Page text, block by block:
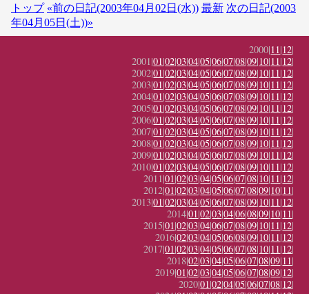
トップ «前の日記(2003年04月02日(水)) 最新 次の日記(2003
年04月05日(土))»
2000|11|12|
2001|01|02|03|04|05|06|07|08|09|10|11|12|
2002|01|02|03|04|05|06|07|08|09|10|11|12|
2003|01|02|03|04|05|06|07|08|09|10|11|12|
2004|01|02|03|04|05|06|07|08|09|10|11|12|
2005|01|02|03|04|05|06|07|08|09|10|11|12|
2006|01|02|03|04|05|06|07|08|09|10|11|12|
2007|01|02|03|04|05|06|07|08|09|10|11|12|
2008|01|02|03|04|05|06|07|08|09|10|11|12|
2009|01|02|03|04|05|06|07|08|09|10|11|12|
2010|01|02|03|04|05|06|07|08|09|10|11|12|
2011|01|02|03|04|05|06|07|08|10|11|12|
2012|01|02|03|04|05|06|07|08|09|10|11|
2013|01|02|03|04|05|06|07|08|09|10|11|12|
2014|01|02|03|04|06|08|09|10|11|
2015|01|02|03|04|06|07|08|09|10|11|12|
2016|02|03|04|05|06|08|09|10|11|12|
2017|01|02|03|04|05|06|07|08|10|11|12|
2018|02|03|04|05|06|07|08|09|11|
2019|01|02|03|04|05|06|07|08|09|12|
2020|01|02|04|05|06|07|08|12|